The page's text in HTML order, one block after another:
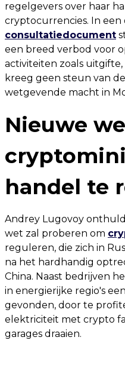
regelgevers over haar
cryptocurrencies. In
consultatiedocument
een breed verbod voor
activiteiten zoals
kreeg geen steun van
wetgevende macht in
Nieuwe
handel te
Andrey Lugovoy
wet zal proberen om
reguleren, die zich in
na het hardhandig
China. Naast bedrijven
in energierijke regio's
gevonden, door te
elektriciteit met crypto
garages draaien.